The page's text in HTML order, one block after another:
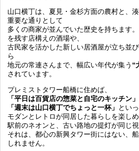
山口横丁は、夏見・金杉方面の農村と、
重要な通りとして
多くの商家が並んでいた歴史を持ちます
を残す店構えの酒場や、
古民家を活かした新しい居酒屋が立ち並
ら
地元の常連さんまで、幅広い年代が集う “
されています。
プレミストタワー船橋に住めば、
「平日は百貨店の惣菜と自宅のキッチン」
「週末は山口横丁でちょっと一杯」 といっ
モダンとレトロが同居した暮らしを楽しめ
駅前のネオンと、古い路地の提灯が同じ
それは、都心の新興タワー街にはない、
しれません。